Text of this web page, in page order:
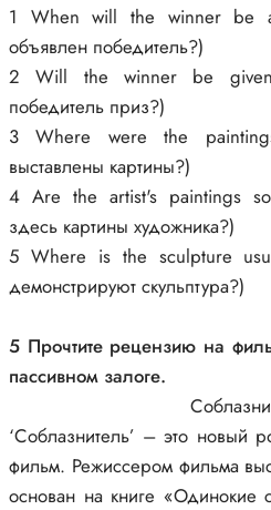
1 When will the winner be
объявлен победитель?)
2 Will the winner be
победитель приз?)
3 Where were the
выставлены картины?)
4 Are the artist's paintings
здесь картины художника?)
5 Where is the sculpture
демонстрируют скульптура?)
5 Прочтите рецензию на
пассивном залоге.
‘Соблазнитель’ – это новый
фильм. Режиссером фильма
основан на книге «Одинокие